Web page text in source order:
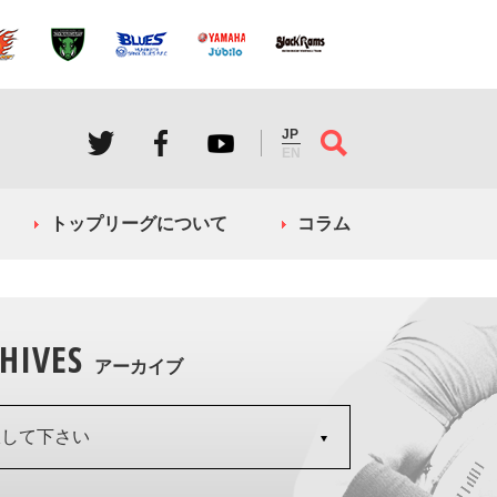
JP
EN
トップリーグについて コラム
アーカイブ
て下さい